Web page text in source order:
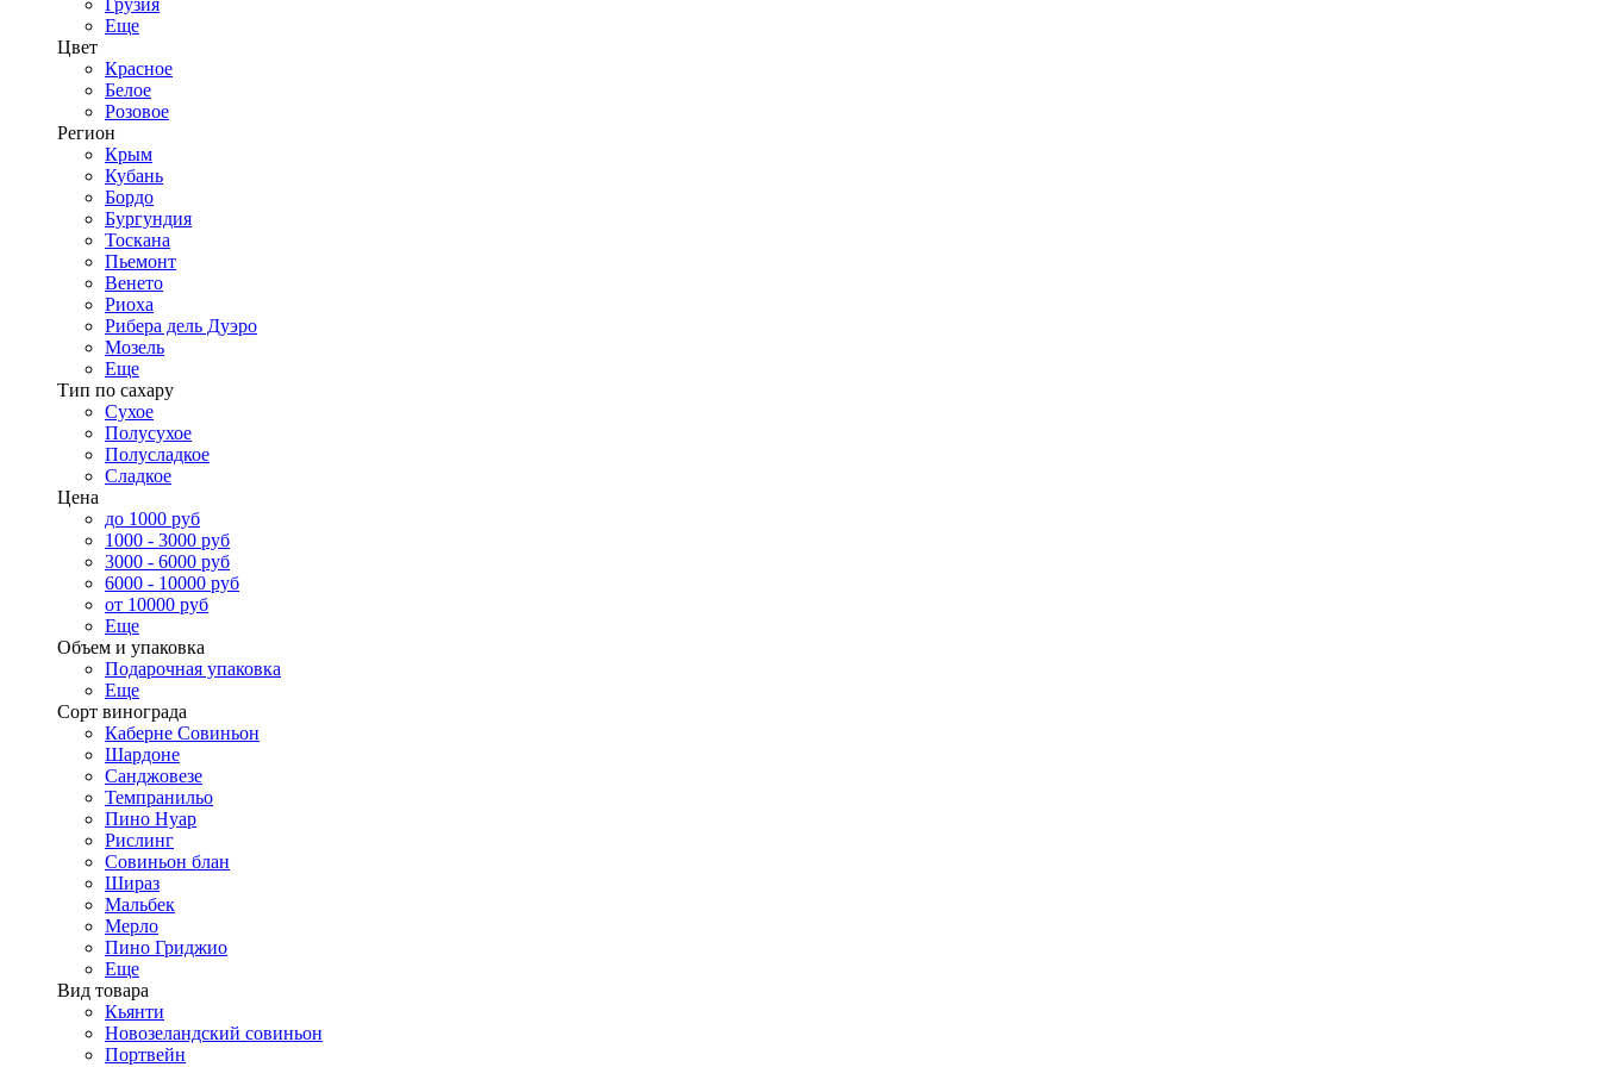
Грузия
Еще
Цвет
Красное
Белое
Розовое
Регион
Крым
Кубань
Бордо
Бургундия
Тоскана
Пьемонт
Венето
Риоха
Рибера дель Дуэро
Мозель
Еще
Тип по сахару
Сухое
Полусухое
Полусладкое
Сладкое
Цена
до 1000 руб
1000 - 3000 руб
3000 - 6000 руб
6000 - 10000 руб
от 10000 руб
Еще
Объем и упаковка
Подарочная упаковка
Еще
Сорт винограда
Каберне Совиньон
Шардоне
Санджовезе
Темпранильо
Пино Нуар
Рислинг
Совиньон блан
Шираз
Мальбек
Мерло
Пино Гриджио
Еще
Вид товара
Кьянти
Новозеландский совиньон
Портвейн